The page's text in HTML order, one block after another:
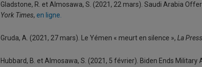
Gladstone, R. et Almosawa, S. (2021, 22 mars). Saudi Arabia
York Times, en ligne.
Gruda, A. (2021, 27 mars). Le Yémen « meurt en silence », La
Hubbard, B. et Almosawa, S. (2021, 5 février). Biden Ends Military